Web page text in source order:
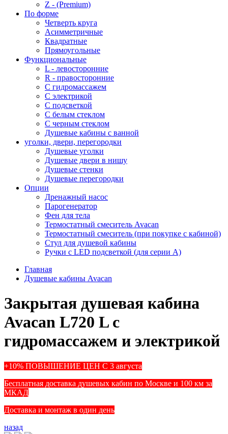
Z - (Premium)
По форме
Четверть круга
Асимметричные
Квадратные
Прямоугольные
Функциональные
L - левосторонние
R - правосторонние
С гидромассажем
С электрикой
С подсветкой
С белым стеклом
С черным стеклом
Душевые кабины с ванной
уголки, двери, перегородки
Душевые уголки
Душевые двери в нишу
Душевые стенки
Душевые перегородки
Опции
Дренажный насос
Парогенератор
Фен для тела
Термостатный смеситель Avacan
Термостатный смеситель (при покупке с кабиной)
Стул для душевой кабины
Ручки с LED подсветкой (для серии A)
Главная
Душевые кабины Avacan
Закрытая душевая кабина
Avacan L720 L с
гидромассажем и электрикой
+10% ПОВЫШЕНИЕ ЦЕН С 3 августа
Бесплатная доставка душевых кабин по Москве и 100 км за
МКАД
Доставка и монтаж в один день
назад